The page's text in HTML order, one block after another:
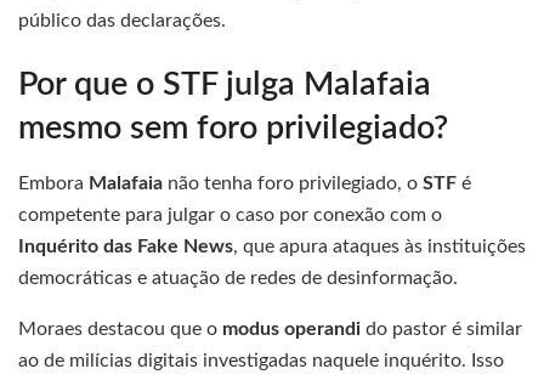
público das declarações.
Por que o STF julga Malafaia
mesmo sem foro privilegiado?
Embora Malafaia não tenha foro privilegiado, o STF é
competente para julgar o caso por conexão com o
Inquérito das Fake News, que apura ataques às instituições
democráticas e atuação de redes de desinformação.
Moraes destacou que o modus operandi do pastor é similar
ao de milícias digitais investigadas naquele inquérito. Isso